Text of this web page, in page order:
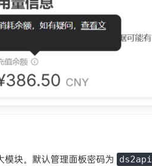
块。默认管理面板密码为 ds2api